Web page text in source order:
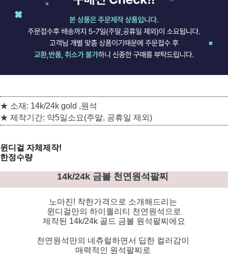
★ 소재: 14k/24k gold ,원석
★ 제작기간: 약5일소요(주말, 공휴일 제외)
윈디걸 자체제작!
한정수량
14k/24k 금볼 천연원석팔찌
노마진! 착한가격으로 소개해드리는
윈디걸만의 하이퀄리티 천연원석으로
제작된 14k/24k 골드 금볼 원석팔찌에요
천연원석만의 네츄럴하면서 딥한 컬러감이
매력적인 원석팔찌로